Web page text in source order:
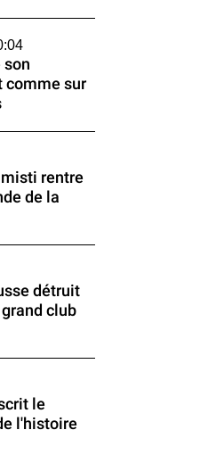
son
comme sur
rentre
de la
détruit
club
le
l'histoire